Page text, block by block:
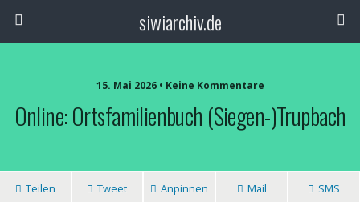
siwiarchiv.de
15. Mai 2026 • Keine Kommentare
Online: Ortsfamilienbuch (Siegen-)Trupbach
Teilen Tweet Anpinnen Mail SMS